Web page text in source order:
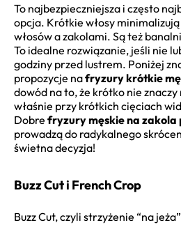
To najbezpieczniejsza i często
opcja. Krótkie włosy
włosów a zakolami. Są też
To idealne rozwiązanie, jeśli nie
godziny przed lustrem. Poniżej
propozycje nafryzury krótkie
dowód na to, że krótko nie
właśnie przy krótkich cięciach
Dobre fryzury męskie na zakola
prowadzą do radykalnego
świetna decyzja!
Buzz Cut i French Crop
Buzz Cut, czyli strzyżenie “na